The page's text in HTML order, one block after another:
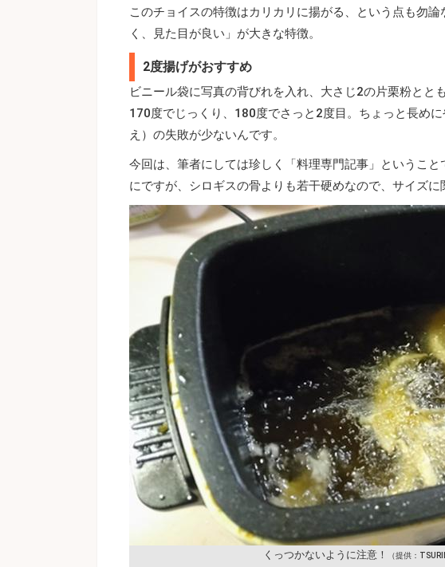
このチョイスの特徴はカリカリに揚がる、という点も勿
く、見た目が良い」が大きな特徴。
2度揚げがおすすめ
ビニール袋に写真の背びれを入れ、大さじ2の片栗粉と
170度でじっくり、180度でさっと2度目。ちょっと長め
え）の失敗が少ないんです。
今回は、筆者にしては珍しく「料理専門記事」というこ
にですが、シロギスの骨よりも若干硬めなので、サイズに
くっつかないように注意！ （提供：